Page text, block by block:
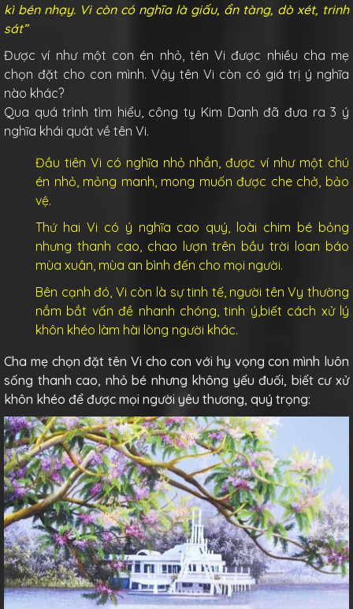
kì bén nhạy. Vi còn có nghĩa là giấu, ẩn tàng, dò xét, trinh
sát”
Được ví như một con én nhỏ, tên Vi được nhiều cha mẹ
chọn đặt cho con mình. Vậy tên Vi còn có giá trị ý nghĩa
nào khác?
Qua quá trình tìm hiểu, công ty Kim Danh đã đưa ra 3 ý
nghĩa khái quát về tên Vi.
Đầu tiên Vi có nghĩa nhỏ nhắn, được ví như một chú
én nhỏ, mỏng manh, mong muốn được che chở, bảo
vệ.
Thứ hai Vi có ý nghĩa cao quý, loài chim bé bỏng
nhưng thanh cao, chao lượn trên bầu trời loan báo
mùa xuân, mùa an bình đến cho mọi người.
Bên cạnh đó, Vi còn là sự tinh tế, người tên Vy thường
nắm bắt vấn đề nhanh chóng, tinh ý,biết cách xử lý
khôn khéo làm hài lòng người khác.
Cha mẹ chọn đặt tên Vi cho con với hy vọng con mình luôn
sống thanh cao, nhỏ bé nhưng không yếu đuối, biết cư xử
khôn khéo để được mọi người yêu thương, quý trọng: